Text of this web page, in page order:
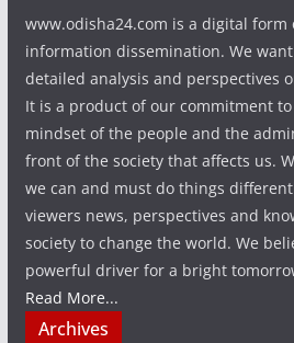
www.odisha24.com is a digital form
information dissemination. We
detailed analysis and perspectives
It is a product of our commitment
mindset of the people and the
front of the society that affects us.
we can and must do things
viewers news, perspectives and
society to change the world. We
powerful driver for a bright
Read More...
Archives